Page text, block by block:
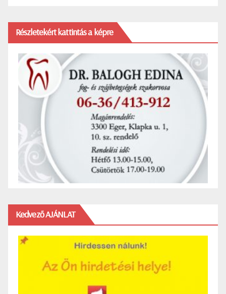
Részletekért kattintás a képre
Kedvező AJÁNLAT